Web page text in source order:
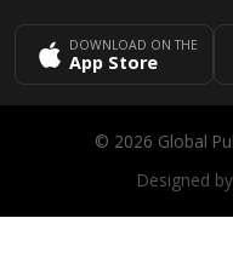
DOWNLOAD ON THE
App Store
© 2026 Global
Designed